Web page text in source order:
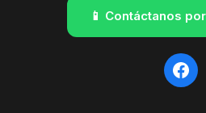
📱 Contáctanos